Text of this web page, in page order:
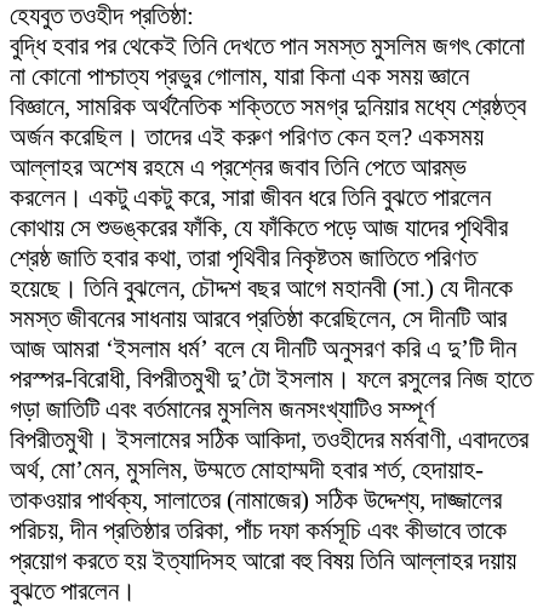
হেযবুত তওহীদ প্রতিষ্ঠা:
বুদ্ধি হবার পর থেকেই তিনি দেখতে পান সমস্ত মুসলিম জগৎ কোনো
না কোনো পাশ্চাত্য প্রভুর গোলাম, যারা কিনা এক সময় জ্ঞানে
বিজ্ঞানে, সামরিক অর্থনৈতিক শক্তিতে সমগ্র দুনিয়ার মধ্যে শ্রেষ্ঠত্ব
অর্জন করেছিল। তাদের এই করুণ পরিণত কেন হল? একসময়
আল্লাহর অশেষ রহমে এ প্রশ্নের জবাব তিনি পেতে আরম্ভ
করলেন। একটু একটু করে, সারা জীবন ধরে তিনি বুঝতে পারলেন
কোথায় সে শুভঙ্করের ফাঁকি, যে ফাঁকিতে পড়ে আজ যাদের পৃথিবীর
শ্রেষ্ঠ জাতি হবার কথা, তারা পৃথিবীর নিকৃষ্টতম জাতিতে পরিণত
হয়েছে। তিনি বুঝলেন, চৌদ্দশ বছর আগে মহানবী (সা.) যে দীনকে
সমস্ত জীবনের সাধনায় আরবে প্রতিষ্ঠা করেছিলেন, সে দীনটি আর
আজ আমরা ‘ইসলাম ধর্ম’ বলে যে দীনটি অনুসরণ করি এ দু’টি দীন
পরস্পর-বিরোধী, বিপরীতমুখী দু’টো ইসলাম। ফলে রসুলের নিজ হাতে
গড়া জাতিটি এবং বর্তমানের মুসলিম জনসংখ্যাটিও সম্পূর্ণ
বিপরীতমুখী। ইসলামের সঠিক আকিদা, তওহীদের মর্মবাণী, এবাদতের
অর্থ, মো’মেন, মুসলিম, উম্মতে মোহাম্মদী হবার শর্ত, হেদায়াহ-
তাকওয়ার পার্থক্য, সালাতের (নামাজের) সঠিক উদ্দেশ্য, দাজ্জালের
পরিচয়, দীন প্রতিষ্ঠার তরিকা, পাঁচ দফা কর্মসূচি এবং কীভাবে তাকে
প্রয়োগ করতে হয় ইত্যাদিসহ আরো বহু বিষয় তিনি আল্লাহর দয়ায়
বুঝতে পারলেন।